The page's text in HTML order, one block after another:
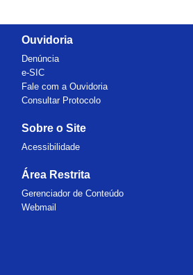
Ouvidoria
Denúncia
e-SIC
Fale com a Ouvidoria
Consultar Protocolo
Sobre o Site
Acessibilidade
Área Restrita
Gerenciador de Conteúdo
Webmail